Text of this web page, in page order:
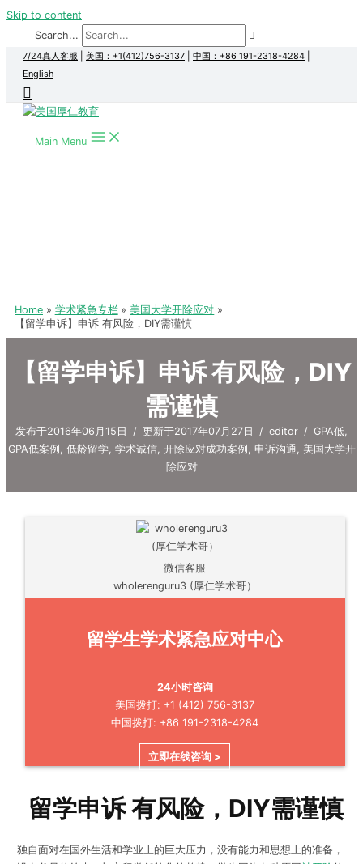
Skip to content
Search...
7/24真人客服 美国：+1(412)756-3137 中国：+86 191-2318-4284
English
Main Menu
Home 学术紧急专栏
美国大学开除应对
【留学申诉】申诉 有风险，DIY需谨慎
【留学申诉】申诉 有风险，DIY
需谨慎
发布于2016年06月15日 / 更新于2017年07月27日 / editor / GPA低,
GPA低案例 , 低龄留学, 学术诚信, 开除应对成功案例 , 申诉沟通, 美国大学开
除应对
微信客服
wholerenguru3 (厚仁学术哥）
留学生学术紧急应对中心
24小时咨询
美国拨打: +1 (412) 756-3137
中国拨打: +86 191-2318-4284
立即在线咨询 >
留学申诉 有风险，DIY需谨慎
独自面对在国外生活和学业上的巨大压力，没有能力和思想上的准备，